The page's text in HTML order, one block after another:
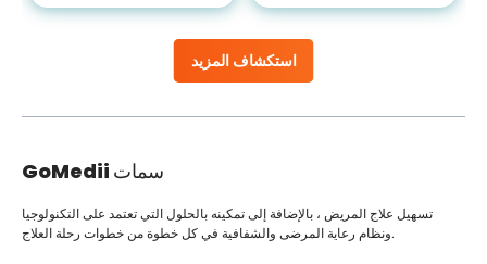
استكشاف المزيد
GoMedii سمات
تسهيل علاج المريض ، بالإضافة إلى تمكينه بالحلول التي تعتمد على التكنولوجيا
ونظام رعاية المرضى والشفافية في كل خطوة من خطوات رحلة العلاج.